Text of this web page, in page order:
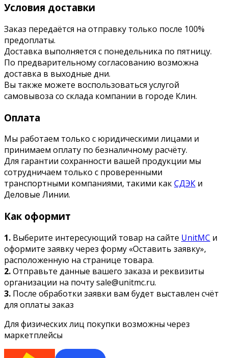
Условия доставки
Заказ передаётся на отправку только после 100%
предоплаты.
Доставка выполняется с понедельника по пятницу.
По предварительному согласованию возможна
доставка в выходные дни.
Вы также можете воспользоваться услугой
самовывоза со склада компании в городе Клин.
Оплата
Мы работаем только с юридическими лицами и
принимаем оплату по безналичному расчёту.
Для гарантии сохранности вашей продукции мы
сотрудничаем только с проверенными
транспортными компаниями, такими какСДЭК и
Деловые Линии.
Как оформит
1. Выберите интересующий товар на сайте UnitMC и
оформите заявку через форму «Оставить заявку»,
расположенную на странице товара.
2.Отправьте данные вашего заказа и реквизиты
организации на почту sale@unitmc.ru.
3. После обработки заявки вам будет выставлен счёт
для оплаты заказ
Для физических лиц покупки возможны через
маркетплейсы